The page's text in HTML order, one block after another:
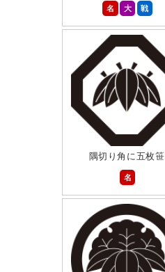
名
大 戦
隅切り角に五枚笹
名